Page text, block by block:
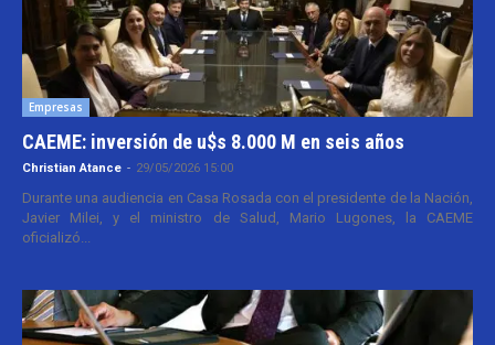
Empresas
CAEME: inversión de u$s 8.000 M en seis años
Christian Atance - 29/05/2026 15:00
Durante una audiencia en Casa Rosada con el presidente de la Nación,
Javier Milei, y el ministro de Salud, Mario Lugones, la CAEME
oficializó...